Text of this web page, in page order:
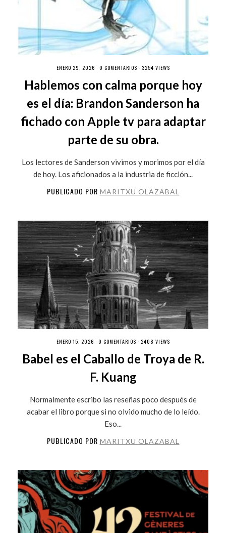
ENERO 29, 2026 · 0 COMENTARIOS · 3254 VIEWS
Hablemos con calma porque hoy
es el día: Brandon Sanderson ha
fichado con Apple tv para adaptar
parte de su obra.
Los lectores de Sanderson vivimos y morimos por el día
de hoy. Los aficionados a la industria de ficción...
PUBLICADO POR MARITXU OLAZABAL
ENERO 15, 2026 · 0 COMENTARIOS · 2408 VIEWS
Babel es el Caballo de Troya de R.
F. Kuang
Normalmente escribo las reseñas poco después de
acabar el libro porque si no olvido mucho de lo leído.
Eso...
PUBLICADO POR MARITXU OLAZABAL